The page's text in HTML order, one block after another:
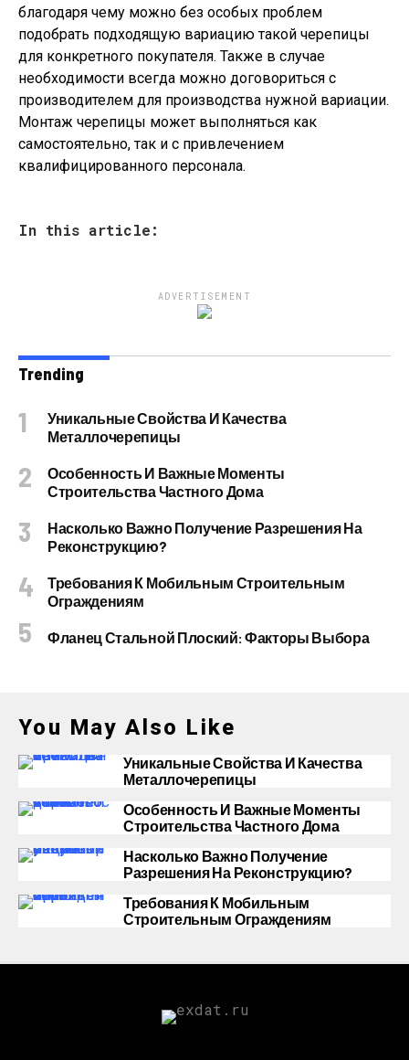
благодаря чему можно без особых проблем
подобрать подходящую вариацию такой черепицы
для конкретного покупателя. Также в случае
необходимости всегда можно договориться с
производителем для производства нужной вариации.
Монтаж черепицы может выполняться как
самостоятельно, так и с привлечением
квалифицированного персонала.
In this article:
ADVERTISEMENT
Trending
Уникальные Свойства И Качества
Металлочерепицы
Особенность И Важные Моменты
Строительства Частного Дома
Насколько Важно Получение Разрешения На
Реконструкцию?
Требования К Мобильным Строительным
Ограждениям
Фланец Стальной Плоский: Факторы Выбора
You May Also Like
Уникальные Свойства И Качества
Металлочерепицы
Особенность И Важные Моменты
Строительства Частного Дома
Насколько Важно Получение
Разрешения На Реконструкцию?
Требования К Мобильным
Строительным Ограждениям